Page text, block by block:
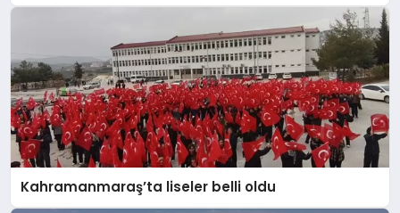
Kahramanmaraş’ta liseler belli oldu